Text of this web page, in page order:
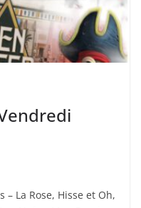
– La Rose, Hisse et Oh,